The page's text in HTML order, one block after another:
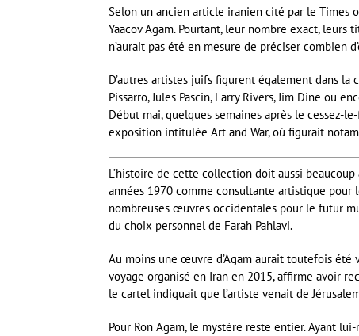
Selon un ancien article iranien cité par le Times
Yaacov Agam. Pourtant, leur nombre exact,
n’aurait pas été en mesure de préciser combien
D’autres artistes juifs figurent également dans la
Pissarro, Jules Pascin, Larry Rivers, Jim Dine ou
Début mai, quelques semaines après le cessez-
exposition intitulée Art and War, où figurait
L’histoire de cette collection doit aussi
années 1970 comme consultante artistique pour
nombreuses œuvres occidentales pour le futur
du choix personnel de Farah Pahlavi.
Au moins une œuvre d’Agam aurait toutefois été
voyage organisé en Iran en 2015, affirme avoir
le cartel indiquait que l’artiste venait de
Pour Ron Agam, le mystère reste entier. Ayant